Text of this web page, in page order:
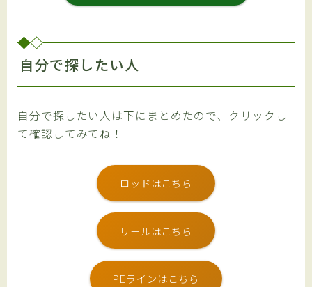
自分で探したい人
自分で探したい人は下にまとめたので、クリックし
て確認してみてね！
ロッドはこちら
リールはこちら
PEラインはこちら